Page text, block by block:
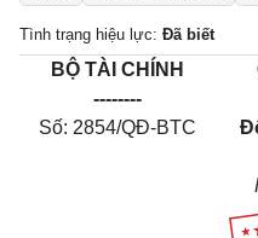
Tình trạng hiệu lực: Đã biết
BỘ TÀI CHÍNH
--------
Số: 2854/QĐ-BTC